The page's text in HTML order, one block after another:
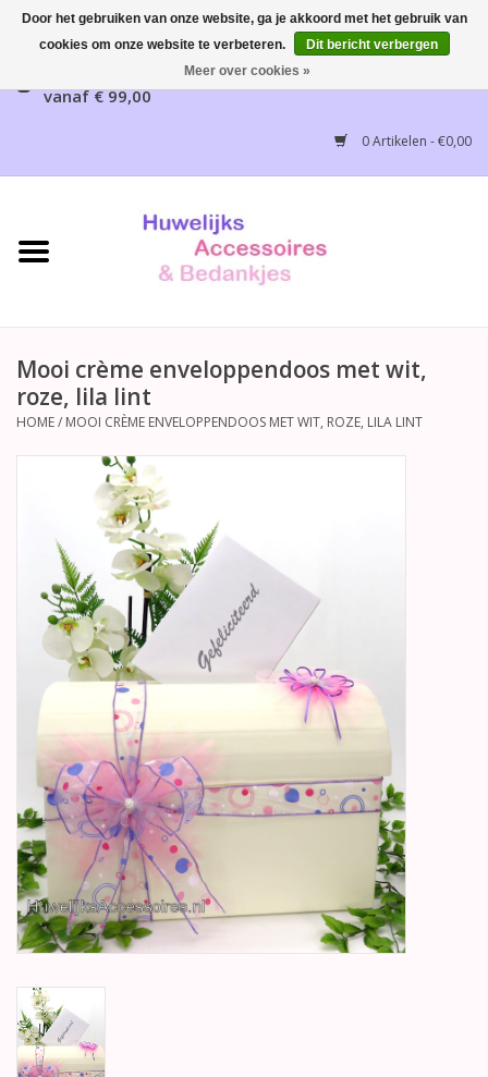
Gratis verzending mogelijk, NL vanaf € 65,00, België
vanaf € 99,00
0 Artikelen - €0,00
Home
Bruidsaccessoires
Huwelijksreceptie
Disney Huwelijk
Betty Boop Huwelijk
Jubileum
Geboorte, Doop en
Communie
Mooi crème enveloppendoos met wit,
roze, lila lint
HOME/ MOOI CRÈME ENVELOPPENDOOS MET WIT, ROZE, LILA LINT
Door het gebruiken van onze website, ga je akkoord met het gebruik van
cookies om onze website te verbeteren.
Dit bericht verbergen
Meer over cookies »